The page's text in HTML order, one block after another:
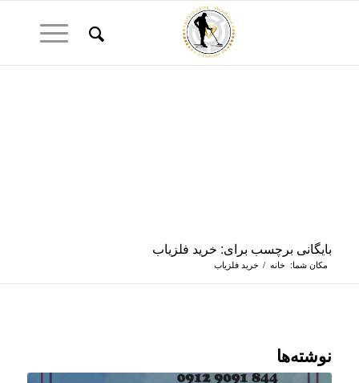
بایگانی برچسب برای: خرید فلزیاب
مکان شما: خانه / خرید فلزیاب
نوشته‌ها